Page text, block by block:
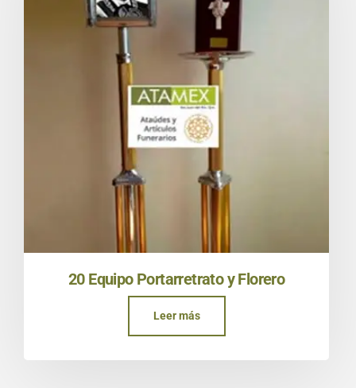
20 Equipo Portarretrato y Florero
Leer más